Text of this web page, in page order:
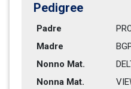
Pedigree
Padre
Madre
Nonno Mat.
Nonna Mat.